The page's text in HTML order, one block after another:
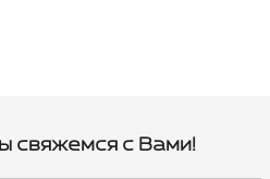
свяжемся с Вами!